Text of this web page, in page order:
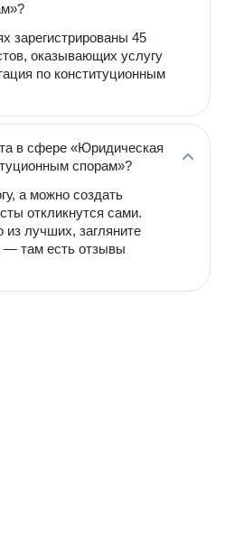
зарегистрированы 45
оказывающих услугу
по конституционным
в сфере «Юридическая
спорам»?
а можно создать
откликнутся сами.
лучших, загляните
— там есть отзывы